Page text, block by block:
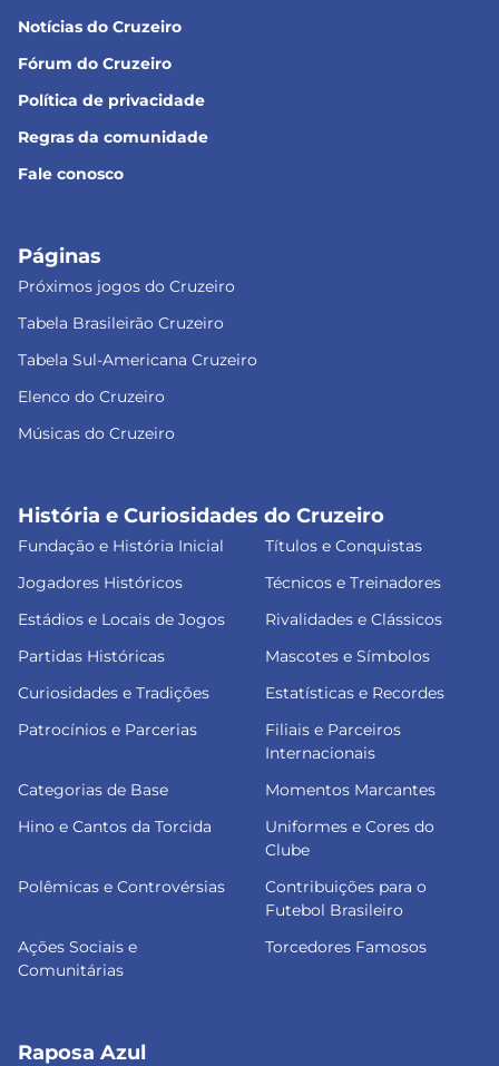
Notícias do Cruzeiro
Fórum do Cruzeiro
Política de privacidade
Regras da comunidade
Fale conosco
Páginas
Próximos jogos do Cruzeiro
Tabela Brasileirão Cruzeiro
Tabela Sul-Americana Cruzeiro
Elenco do Cruzeiro
Músicas do Cruzeiro
História e Curiosidades do Cruzeiro
Fundação e História Inicial
Títulos e Conquistas
Jogadores Históricos
Técnicos e Treinadores
Estádios e Locais de Jogos
Rivalidades e Clássicos
Partidas Históricas
Mascotes e Símbolos
Curiosidades e Tradições
Estatísticas e Recordes
Patrocínios e Parcerias
Filiais e Parceiros
Internacionais
Categorias de Base
Momentos Marcantes
Hino e Cantos da Torcida
Uniformes e Cores do
Clube
Polêmicas e Controvérsias
Contribuições para o
Futebol Brasileiro
Ações Sociais e
Comunitárias
Torcedores Famosos
Raposa Azul